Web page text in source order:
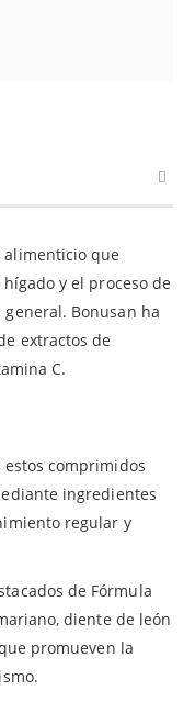
que
y el proceso de
Bonusan ha
extractos de
C.
comprimidos
ingredientes
regular y
de Fórmula
diente de león
promueven la